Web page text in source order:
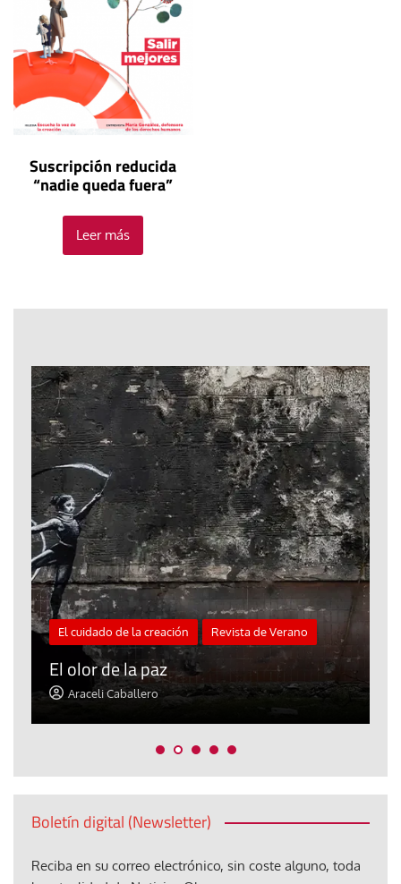
Suscripción reducida
“nadie queda fuera”
Leer más
El cuidado de la creación Revista de Verano
El olor de la paz
Araceli Caballero
Boletín digital (Newsletter)
Reciba en su correo electrónico, sin coste alguno, toda